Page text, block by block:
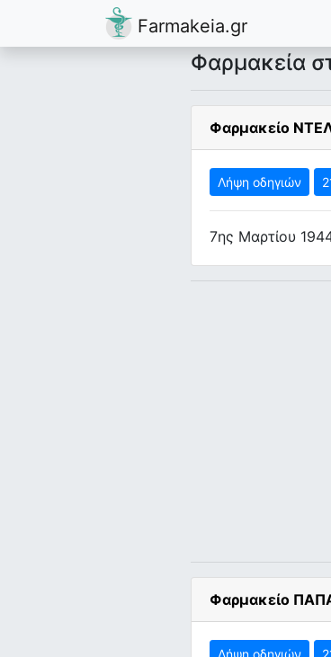
Farmakeia.gr
Φαρμακεία
Φαρμακείο
Λήψη οδηγιών
7ης Μαρτίου
Φαρμακείο
Λήψη οδηγιών